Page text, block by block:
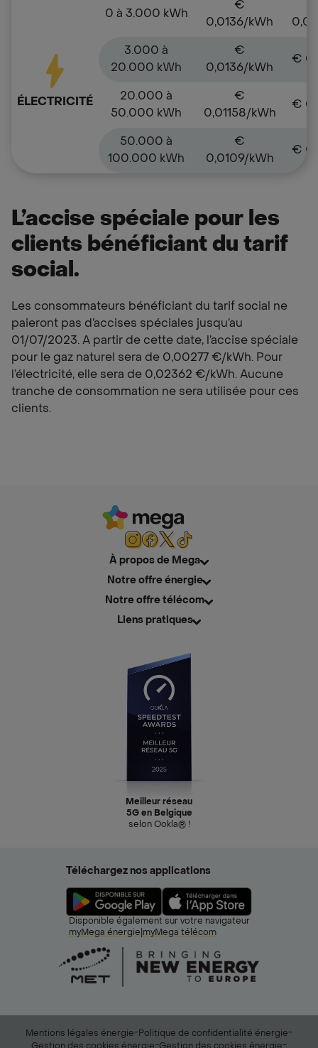
ÉLECTRICITÉ
0 à 3.000 kWh
€
0,0136/kWh
3.000 à
20.000 kWh
€
0,0136/kWh
€
20.000 à
50.000 kWh
€
0,01158/kWh
€
50.000 à
100.000 kWh
€
0,0109/kWh
€
L’accise spéciale pour les
clients bénéficiant du tarif
social.
Les consommateurs bénéficiant du tarif social ne
paieront pas d’accises spéciales jusqu’au
01/07/2023. A partir de cette date, l’accise spéciale
pour le gaz naturel sera de 0,00277 €/kWh. Pour
l’électricité, elle sera de 0,02362 €/kWh. Aucune
tranche de consommation ne sera utilisée pour ces
clients.
À propos de Mega
Notre offre énergie
Notre offre télécom
Liens pratiques
Meilleur réseau
5G en Belgique
selon Ookla® !
Téléchargez nos applications
Disponible également sur votre navigateur
myMega énergie myMega télécom
Mentions légales énergie-Politique de confidentialité énergie-
- -